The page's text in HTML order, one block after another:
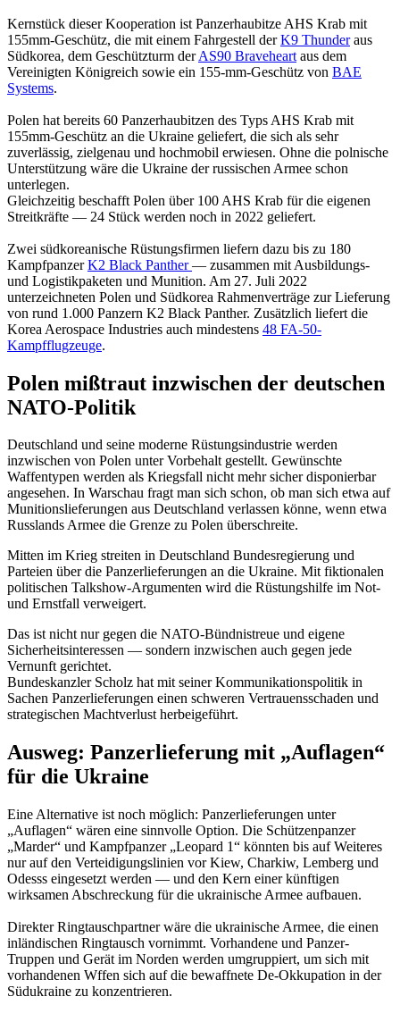
Kernstück dieser Kooperation ist Panzerhaubitze AHS Krab mit
155mm-Geschütz, die mit einem Fahrgestell derK9 Thunderaus
Südkorea, dem Geschützturm derAS90 Braveheart aus dem
Vereinigten Königreich sowie ein 155-mm-Geschütz von BAE
Systems.
Polen hat bereits 60 Panzerhaubitzen des Typs AHS Krab mit
155mm-Geschütz an die Ukraine geliefert, die sich als sehr
zuverlässig, zielgenau und hochmobil erwiesen. Ohne die polnische
Unterstützung wäre die Ukraine der russischen Armee schon
unterlegen.
Gleichzeitig beschafft Polen über 100 AHS Krab für die eigenen
Streitkräfte — 24 Stück werden noch in 2022 geliefert.
Zwei südkoreanische Rüstungsfirmen liefern dazu bis zu 180
KampfpanzerK2 Black Panther— zusammen mit Ausbildungs-
und Logistikpaketen und Munition. Am 27. Juli 2022
unterzeichneten Polen und Südkorea Rahmenverträge zur Lieferung
von rund 1.000 Panzern K2 Black Panther. Zusätzlich liefert die
Korea Aerospace Industries auch mindestens 48 FA-50-
Kampfflugzeuge.
Polen mißtraut inzwischen der deutschen
NATO-Politik
Deutschland und seine moderne Rüstungsindustrie werden
inzwischen von Polen unter Vorbehalt gestellt. Gewünschte
Waffentypen werden als Kriegsfall nicht mehr sicher disponierbar
angesehen. In Warschau fragt man sich schon, ob man sich etwa auf
Munitionslieferungen aus Deutschland verlassen könne, wenn etwa
Russlands Armee die Grenze zu Polen überschreite.
Mitten im Krieg streiten in Deutschland Bundesregierung und
Parteien über die Panzerlieferungen an die Ukraine. Mit fiktionalen
politischen Talkshow-Argumenten wird die Rüstungshilfe im Not-
und Ernstfall verweigert.
Das ist nicht nur gegen die NATO-Bündnistreue und eigene
Sicherheitsinteressen — sondern inzwischen auch gegen jede
Vernunft gerichtet.
Bundeskanzler Scholz hat mit seiner Kommunikationspolitik in
Sachen Panzerlieferungen einen schweren Vertrauensschaden und
strategischen Machtverlust herbeigeführt.
Ausweg: Panzerlieferung mit „Auflagen“
für die Ukraine
Eine Alternative ist noch möglich: Panzerlieferungen unter
„Auflagen“ wären eine sinnvolle Option. Die Schützenpanzer
„Marder“ und Kampfpanzer „Leopard 1“ könnten bis auf Weiteres
nur auf den Verteidigungslinien vor Kiew, Charkiw, Lemberg und
Odesss eingesetzt werden — und den Kern einer künftigen
wirksamen Abschreckung für die ukrainische Armee aufbauen.
Direkter Ringtauschpartner wäre die ukrainische Armee, die einen
inländischen Ringtausch vornimmt. Vorhandene und Panzer-
Truppen und Gerät im Norden werden umgruppiert, um sich mit
vorhandenen Wffen sich auf die bewaffnete De-Okkupation in der
Südukraine zu konzentrieren.